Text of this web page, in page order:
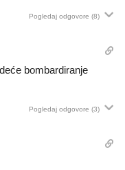
Pogledaj odgovore (8)
bombardiranje
Pogledaj odgovore (3)